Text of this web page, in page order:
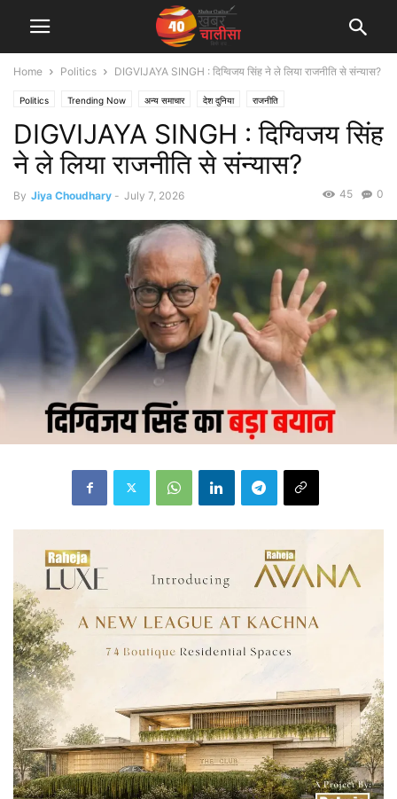
Home Politics DIGVIJAYA SINGH : दिग्विजय सिंह ने ले लिया राजनीति से संन्यास?
Politics Trending Now अन्य समाचार देश दुनिया राजनीति
DIGVIJAYA SINGH : दिग्विजय सिंह
ने ले लिया राजनीति से संन्यास?
By Jiya Choudhary - July 7, 2026 0
45